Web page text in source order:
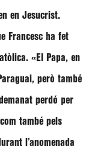
en Jesucrist.
Francesc ha fet
«El Papa, en
però també
perdó per
també pels
l’anomenada